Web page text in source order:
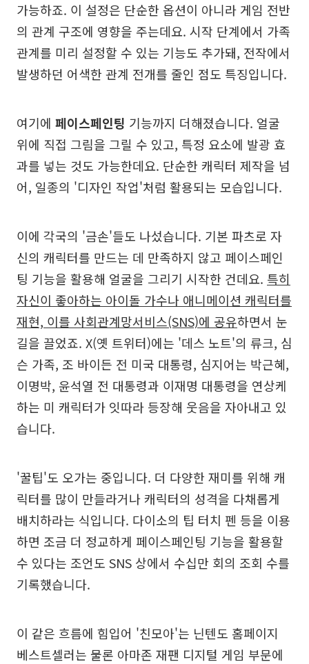
가능하죠. 이 설정은 단순한 옵션이 아니라 게임 전반
의 관계 구조에 영향을 주는데요. 시작 단계에서 가족
관계를 미리 설정할 수 있는 기능도 추가돼, 전작에서
발생하던 어색한 관계 전개를 줄인 점도 특징입니다.
여기에 페이스페인팅 기능까지 더해졌습니다. 얼굴
위에 직접 그림을 그릴 수 있고, 특정 요소에 발광 효
과를 넣는 것도 가능한데요. 단순한 캐릭터 제작을 넘
어, 일종의 '디자인 작업'처럼 활용되는 모습입니다.
이에 각국의 '금손'들도 나섰습니다. 기본 파츠로 자
신의 캐릭터를 만드는 데 만족하지 않고 페이스페인
팅 기능을 활용해 얼굴을 그리기 시작한 건데요. 특히
자신이 좋아하는 아이돌 가수나 애니메이션 캐릭터를
재현, 이를 사회관계망서비스(SNS)에 공유하면서 눈
길을 끌었죠. X(옛 트위터)에는 '데스 노트'의 류크, 심
슨 가족, 조 바이든 전 미국 대통령, 심지어는 박근혜,
이명박, 윤석열 전 대통령과 이재명 대통령을 연상케
하는 미 캐릭터가 잇따라 등장해 웃음을 자아내고 있
습니다.
'꿀팁'도 오가는 중입니다. 더 다양한 재미를 위해 캐
릭터를 많이 만들라거나 캐릭터의 성격을 다채롭게
배치하라는 식입니다. 다이소의 팁 터치 펜 등을 이용
하면 조금 더 정교하게 페이스페인팅 기능을 활용할
수 있다는 조언도 SNS 상에서 수십만 회의 조회 수를
기록했습니다.
이 같은 흐름에 힘입어 '친모아'는 닌텐도 홈페이지
베스트셀러는 물론 아마존 재팬 디지털 게임 부문에